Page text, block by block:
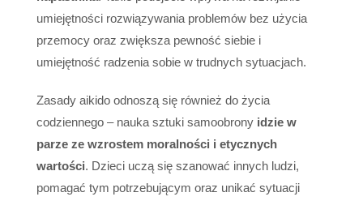
umiejętności rozwiązywania problemów bez użycia
przemocy oraz zwiększa pewność siebie i
umiejętność radzenia sobie w trudnych sytuacjach.
Zasady aikido odnoszą się również do życia
codziennego – nauka sztuki samoobrony idzie w
parze ze wzrostem moralności i etycznych
wartości. Dzieci uczą się szanować innych ludzi,
pomagać tym potrzebującym oraz unikać sytuacji